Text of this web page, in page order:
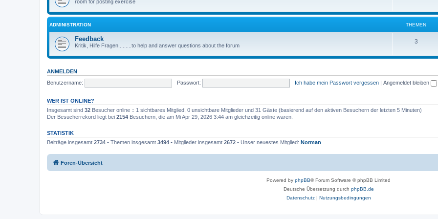
room for posting exercise
ADMINISTRATION THEMEN
Feedback
Kritik, Hilfe Fragen.........to help and answer questions about the forum
3
ANMELDEN
Benutzername:
Passwort: Ich habe mein Passwort vergessen | Angemeldet bleiben
WER IST ONLINE?
Insgesamt sind 32 Besucher online :: 1 sichtbares Mitglied, 0 unsichtbare Mitglieder und 31 Gäste (basierend auf den aktiven Besuchern der letzten 5 Minuten)
Der Besucherrekord liegt bei 2154 Besuchern, die am Mi Apr 29, 2026 3:44 am gleichzeitig online waren.
STATISTIK
Beiträge insgesamt 2734 • Themen insgesamt 3494 • Mitglieder insgesamt 2672 • Unser neuestes Mitglied: Norman
Foren-Übersicht
Powered by phpBB® Forum Software © phpBB Limited
Deutsche Übersetzung durch phpBB.de
Datenschutz| Nutzungsbedingungen